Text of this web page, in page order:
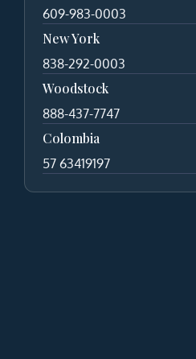
609-983-0003
New York
838-292-0003
Woodstock
888-437-7747
Colombia
57 63419197